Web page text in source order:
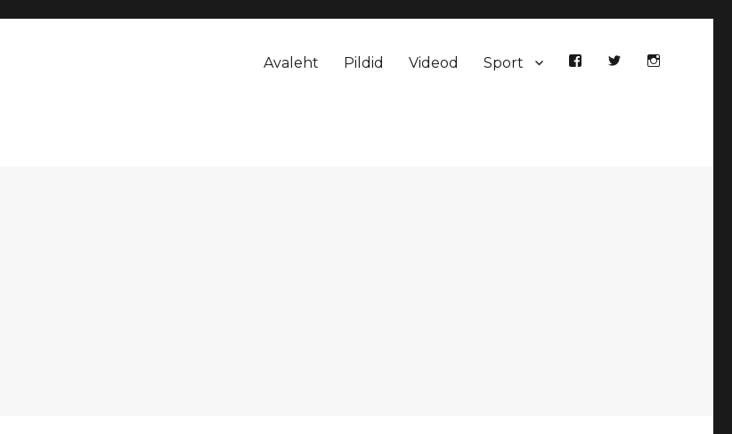
Avaleht Pildid Videod Sport